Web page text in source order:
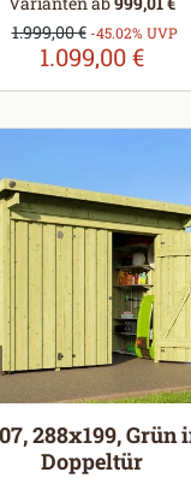
Verkaufspreis:
1.099,00 €
Regulärer Preis:
1.999,00 € -45.02% UVP
288x199,
Doppeltür